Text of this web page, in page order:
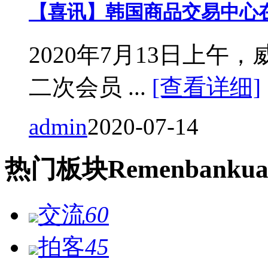
【喜讯】韩国商品交易中
2020年7月13日上午，
二次会员 ... [查看详细]
admin2020-07-14
热门板块Remen
交流60
拍客45